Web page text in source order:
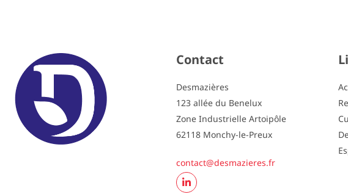
Contact
Desmazières
123 allée du Benelux
Zone Industrielle Artoipôle
62118 Monchy-le-Preux
contact@desmazieres.fr